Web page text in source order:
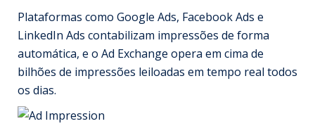
Plataformas como Google Ads, Facebook Ads e
LinkedIn Ads contabilizam impressões de forma
automática, e o Ad Exchange opera em cima de
bilhões de impressões leiloadas em tempo real todos
os dias.